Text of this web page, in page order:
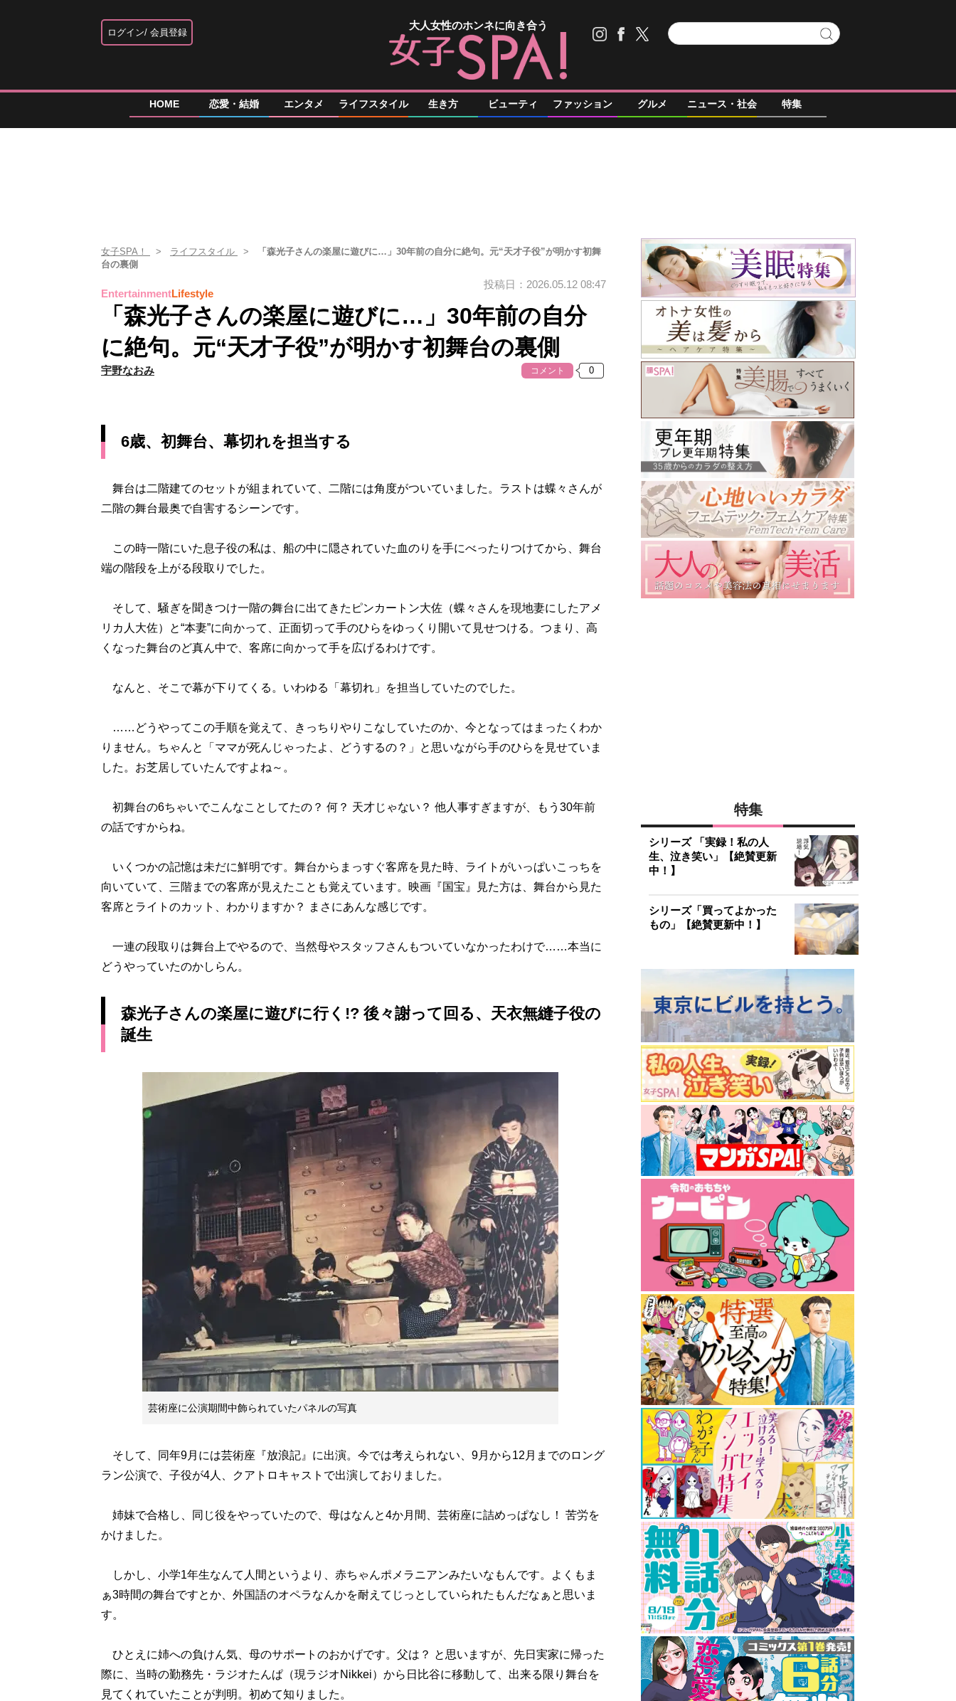
ログイン 会員登録
大人女性のホンネに向き合う
HOME 恋愛・結婚 エンタメ ライフスタイル 生き方 ビューティ ファッション グルメ ニュース・社会 特集
女子SPA！ ライフスタイル
「森光子さんの楽屋に遊びに…」30年前の自分に絶句。元“天才子役”が明かす初舞
台の裏側
EntertainmentLifestyle
投稿日：2026.05.12 08:47
「森光子さんの楽屋に遊びに…」30年前の自分
に絶句。元“天才子役”が明かす初舞台の裏側
宇野なおみ コメント
6歳、初舞台、幕切れを担当する
舞台は二階建てのセットが組まれていて、二階には角度がついていました。ラストは蝶々さんが
二階の舞台最奥で自害するシーンです。
この時一階にいた息子役の私は、船の中に隠されていた血のりを手にべったりつけてから、舞台
端の階段を上がる段取りでした。
そして、騒ぎを聞きつけ一階の舞台に出てきたピンカートン大佐（蝶々さんを現地妻にしたアメ
リカ人大佐）と“本妻”に向かって、正面切って手のひらをゆっくり開いて見せつける。つまり、高
くなった舞台のど真ん中で、客席に向かって手を広げるわけです。
なんと、そこで幕が下りてくる。いわゆる「幕切れ」を担当していたのでした。
……どうやってこの手順を覚えて、きっちりやりこなしていたのか、今となってはまったくわか
りません。ちゃんと「ママが死んじゃったよ、どうするの？」と思いながら手のひらを見せていま
した。お芝居していたんですよね～。
初舞台の6ちゃいでこんなことしてたの？ 何？ 天才じゃない？ 他人事すぎますが、もう30年前
の話ですからね。
いくつかの記憶は未だに鮮明です。舞台からまっすぐ客席を見た時、ライトがいっぱいこっちを
向いていて、三階までの客席が見えたことも覚えています。映画『国宝』見た方は、舞台から見た
客席とライトのカット、わかりますか？ まさにあんな感じです。
一連の段取りは舞台上でやるので、当然母やスタッフさんもついていなかったわけで……本当に
どうやっていたのかしらん。
森光子さんの楽屋に遊びに行く!? 後々謝って回る、天衣無縫子役の
誕生
芸術座に公演期間中飾られていたパネルの写真
そして、同年9月には芸術座『放浪記』に出演。今では考えられない、9月から12月までのロング
ラン公演で、子役が4人、クアトロキャストで出演しておりました。
姉妹で合格し、同じ役をやっていたので、母はなんと4か月間、芸術座に詰めっぱなし！ 苦労を
かけました。
しかし、小学1年生なんて人間というより、赤ちゃんポメラニアンみたいなもんです。よくもま
ぁ3時間の舞台ですとか、外国語のオペラなんかを耐えてじっとしていられたもんだなぁと思いま
す。
ひとえに姉への負けん気、母のサポートのおかげです。父は？ と思いますが、先日実家に帰った
際に、当時の勤務先・ラジオたんぱ（現ラジオNikkei）から日比谷に移動して、出来る限り舞台を
見てくれていたことが判明。初めて知りました。
特集
シリーズ 「実録！私の人
生、泣き笑い」【絶賛更新
中！】
シリーズ「買ってよかった
もの」【絶賛更新中！】